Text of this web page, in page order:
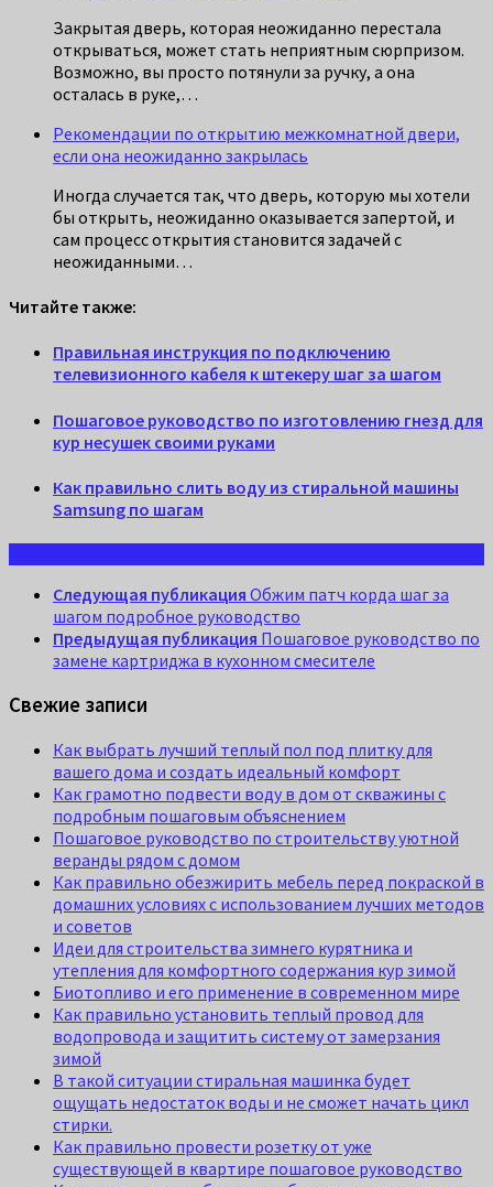
Закрытая дверь, которая неожиданно перестала
открываться, может стать неприятным сюрпризом.
Возможно, вы просто потянули за ручку, а она
осталась в руке,…
Рекомендации по открытию межкомнатной двери,
если она неожиданно закрылась
Иногда случается так, что дверь, которую мы хотели
бы открыть, неожиданно оказывается запертой, и
сам процесс открытия становится задачей с
неожиданными…
Читайте также:
Правильная инструкция по подключению
телевизионного кабеля к штекеру шаг за шагом
Пошаговое руководство по изготовлению гнезд для
кур несушек своими руками
Как правильно слить воду из стиральной машины
Samsung по шагам
Следующая публикация Обжим патч корда шаг за
шагом подробное руководство
Предыдущая публикация Пошаговое руководство по
замене картриджа в кухонном смесителе
Свежие записи
Как выбрать лучший теплый пол под плитку для
вашего дома и создать идеальный комфорт
Как грамотно подвести воду в дом от скважины с
подробным пошаговым объяснением
Пошаговое руководство по строительству уютной
веранды рядом с домом
Как правильно обезжирить мебель перед покраской в
домашних условиях с использованием лучших методов
и советов
Идеи для строительства зимнего курятника и
утепления для комфортного содержания кур зимой
Биотопливо и его применение в современном мире
Как правильно установить теплый провод для
водопровода и защитить систему от замерзания
зимой
В такой ситуации стиральная машинка будет
ощущать недостаток воды и не сможет начать цикл
стирки.
Как правильно провести розетку от уже
существующей в квартире пошаговое руководство